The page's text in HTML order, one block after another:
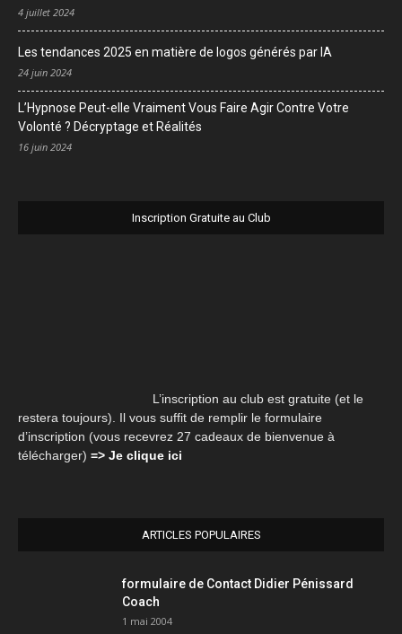
4 juillet 2024
Les tendances 2025 en matière de logos générés par IA
24 juin 2024
L’Hypnose Peut-elle Vraiment Vous Faire Agir Contre Votre
Volonté ? Décryptage et Réalités
16 juin 2024
Inscription Gratuite au Club
L’inscription au club est gratuite (et le
restera toujours). Il vous suffit de remplir le formulaire
d’inscription (vous recevrez 27 cadeaux de bienvenue à
télécharger) => Je clique ici
ARTICLES POPULAIRES
formulaire de Contact Didier Pénissard
Coach
1 mai 2004